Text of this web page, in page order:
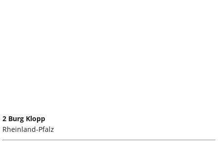
2 Burg Klopp
Rheinland-Pfalz